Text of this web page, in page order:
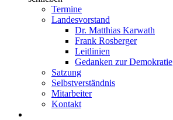
Termine
Landesvorstand
Dr. Matthias Karwath
Frank Rosberger
Leitlinien
Gedanken zur Demokratie
Satzung
Selbstverständnis
Mitarbeiter
Kontakt